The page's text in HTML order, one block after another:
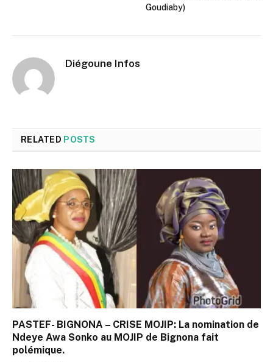
Goudiaby)
Diégoune Infos
RELATED POSTS
PASTEF- BIGNONA – CRISE MOJIP: La nomination de
Ndeye Awa Sonko au MOJIP de Bignona fait
polémique.